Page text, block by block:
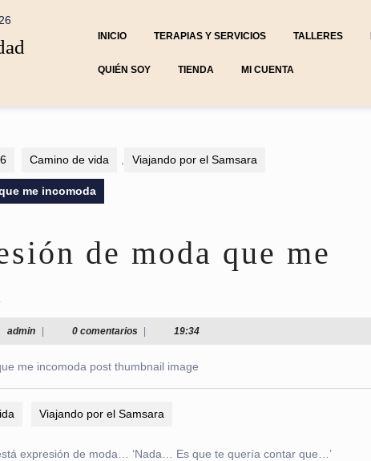
INICIO TERAPIAS Y SERVICIOS TALLERES
QUIÉN SOY TIENDA MI CUENTA
Camino de vida Viajando por el Samsara
me incomoda
de moda que me
adminadmin 0 comentarios 19:34
Viajando por el Samsara
expresión de moda… ‘Nada… Es que te quería contar que…’